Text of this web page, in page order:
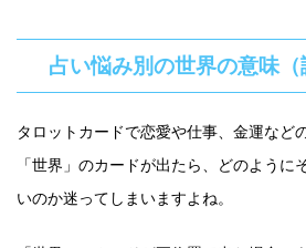
占い悩み別の世界の意味
タロットカードで恋愛や仕事、金運など
「世界」のカードが出たら、どのように
いのか迷ってしまいますよね。